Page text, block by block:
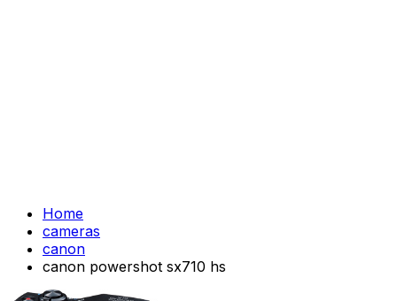
Home
cameras
canon
canon powershot sx710 hs